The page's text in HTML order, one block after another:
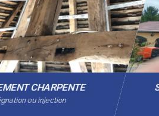
CHARPENTE
ou injection